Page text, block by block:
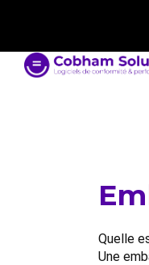
Quelle
Une